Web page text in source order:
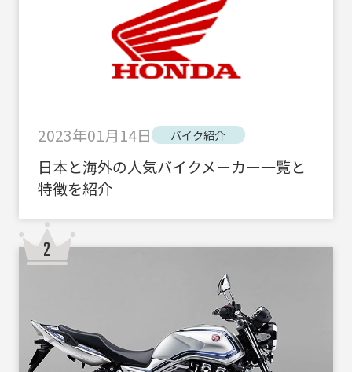
2023年01月14日 バイク紹介
日本と海外の人気バイクメーカー一覧と
特徴を紹介